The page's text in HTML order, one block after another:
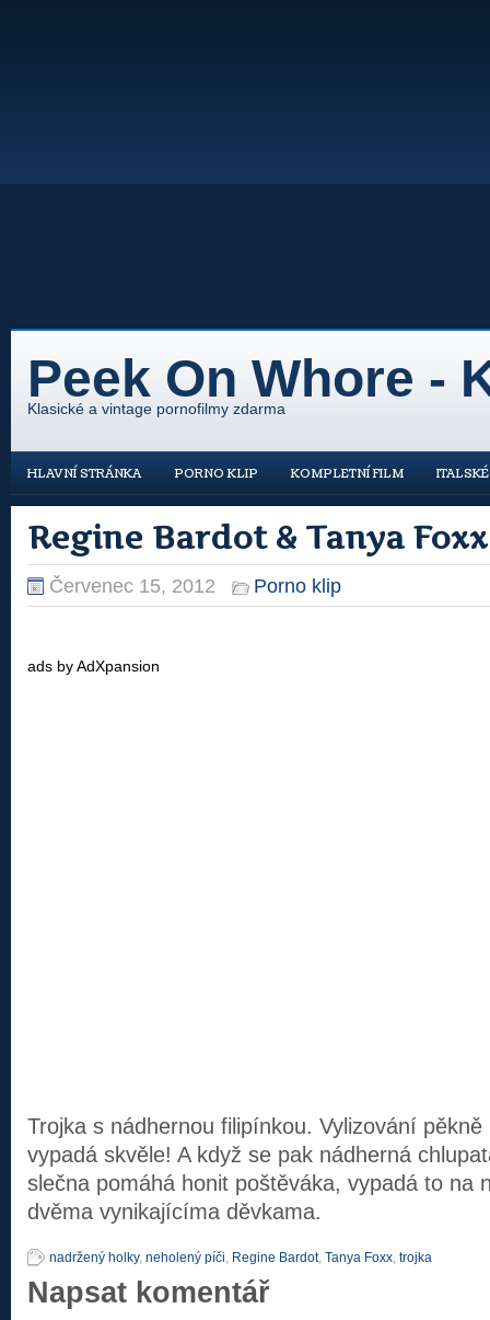
Peek On Whore -
Klasické a vintage pornofilmy zdarma
HLAVNÍ STRÁNKA PORNO KLIP KOMPLETNÍ FILM
Regine Bardot & Tanya Foxx
Červenec 15, 2012 Porno klip
ads by AdXpansion
Trojka s nádhernou filipínkou. Vylizování
vypadá skvěle! A když se pak nádherná
slečna pomáhá honit poštěváka, vypadá to na
dvěma vynikajícíma děvkama.
nadržený holky, neholený píči, Regine Bardot, Tanya Foxx, trojka
Napsat komentář